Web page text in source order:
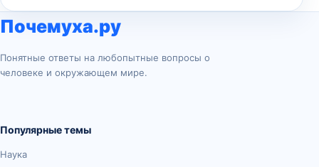
Почемуха.ру
Понятные ответы на любопытные вопросы о
человеке и окружающем мире.
Популярные темы
Наука